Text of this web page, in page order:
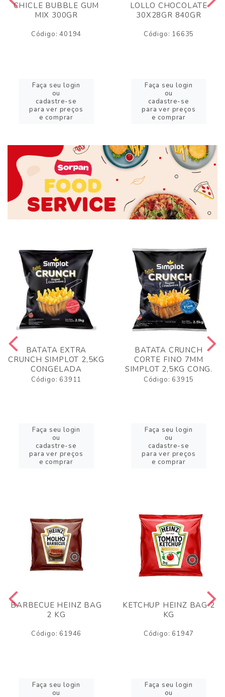
CHICLE BUBBLE GUM
MIX 300GR
Código: 40194
Faça seu login
ou
cadastre-se
para ver preços
e comprar
LOLLO CHOCOLATE
30X28GR 840GR
Código: 16635
Faça seu login
ou
cadastre-se
para ver preços
e comprar
BATATA EXTRA
CRUNCH SIMPLOT 2,5KG
CONGELADA
Código: 63911
Faça seu login
ou
cadastre-se
para ver preços
e comprar
BATATA CRUNCH
CORTE FINO 7MM
SIMPLOT 2,5KG CONG.
Código: 63915
Faça seu login
ou
cadastre-se
para ver preços
e comprar
BARBECUE HEINZ BAG
2 KG
Código: 61946
Faça seu login
ou
KETCHUP HEINZ BAG 2
KG
Código: 61947
Faça seu login
ou